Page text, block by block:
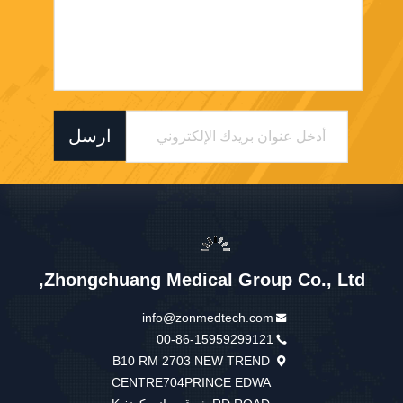
ارسل
Zhongchuang Medical Group Co., Ltd,
info@zonmedtech.com
00-86-15959299121
B10 RM 2703 NEW TREND
CENTRE704PRINCE EDWA